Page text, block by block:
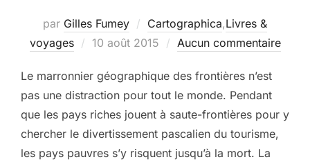
par Gilles Fumey Cartographica,Livres &
voyages
Publié
10 août 2015 Aucun commentaire
Le marronnier géographique des frontières n’est
pas une distraction pour tout le monde. Pendant
que les pays riches jouent à saute-frontières pour y
chercher le divertissement pascalien du tourisme,
les pays pauvres s’y risquent jusqu’à la mort. La